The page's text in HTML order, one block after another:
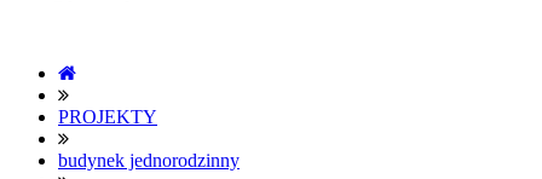
PROJEKTY
budynek jednorodzinny